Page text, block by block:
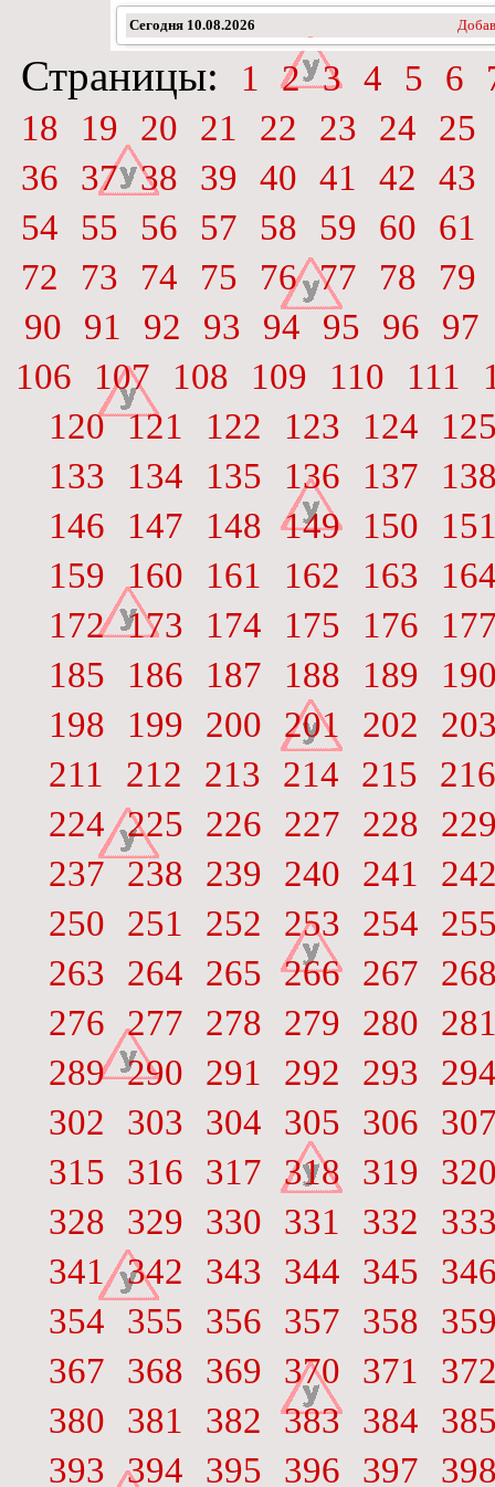
Сегодня 10.08.2026
Страницы: 1 2 3 4 5 6
18
19 20 21 22 23 24
25
36
37 38 39 40 41 42
43
54
55 56 57 58 59 60
61
72
73 74 75 76 77 78
79
90
91 92 93 94 95 96
97
106
107 108 109 110 111
120 121 122 123 124
133
134 135 136 137
146
147 148 149 150
159
160 161 162 163
172 173 174 175 176
185
186 187 188 189
198
199 200 201 202
211
212 213 214 215
216
224 225 226 227 228
237
238 239 240 241
250
251 252 253 254
263
264 265 266 267
276 277 278 279 280
289 290 291 292 293
302
303 304 305 306
315
316 317 318 319
328
329 330 331 332
341
342 343 344 345
354
355 356 357 358
367
368 369 370 371
380
381 382 383 384
393 394 395 396 397